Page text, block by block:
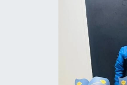
KÖŞE YAZILARI
KÖŞE YAZILARI (Arşiv)
KÜLTÜR SANAT